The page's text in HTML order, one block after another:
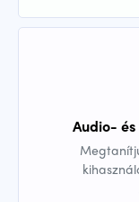
Audio-